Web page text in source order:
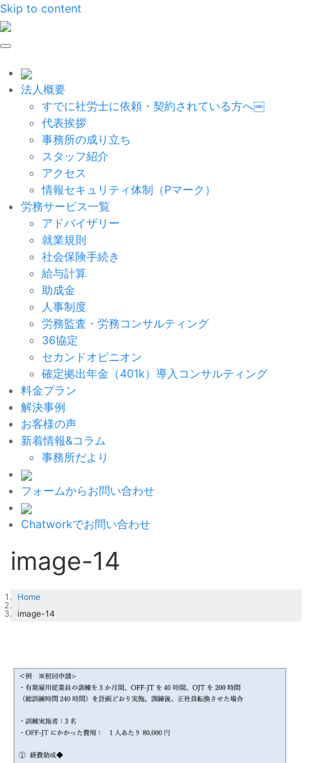
Skip to content
法人概要
すでに社労士に依頼・契約されている方へ￼
代表挨拶
事務所の成り立ち
スタッフ紹介
アクセス
情報セキュリティ体制（Pマーク）
労務サービス一覧
アドバイザリー
就業規則
社会保険手続き
給与計算
助成金
人事制度
労務監査・労務コンサルティング
36協定
セカンドオピニオン
確定拠出年金（401k）導入コンサルティング
料金プラン
解決事例
お客様の声
新着情報&コラム
事務所だより
フォームからお問い合わせ
Chatworkでお問い合わせ
image-14
Home
/
image-14